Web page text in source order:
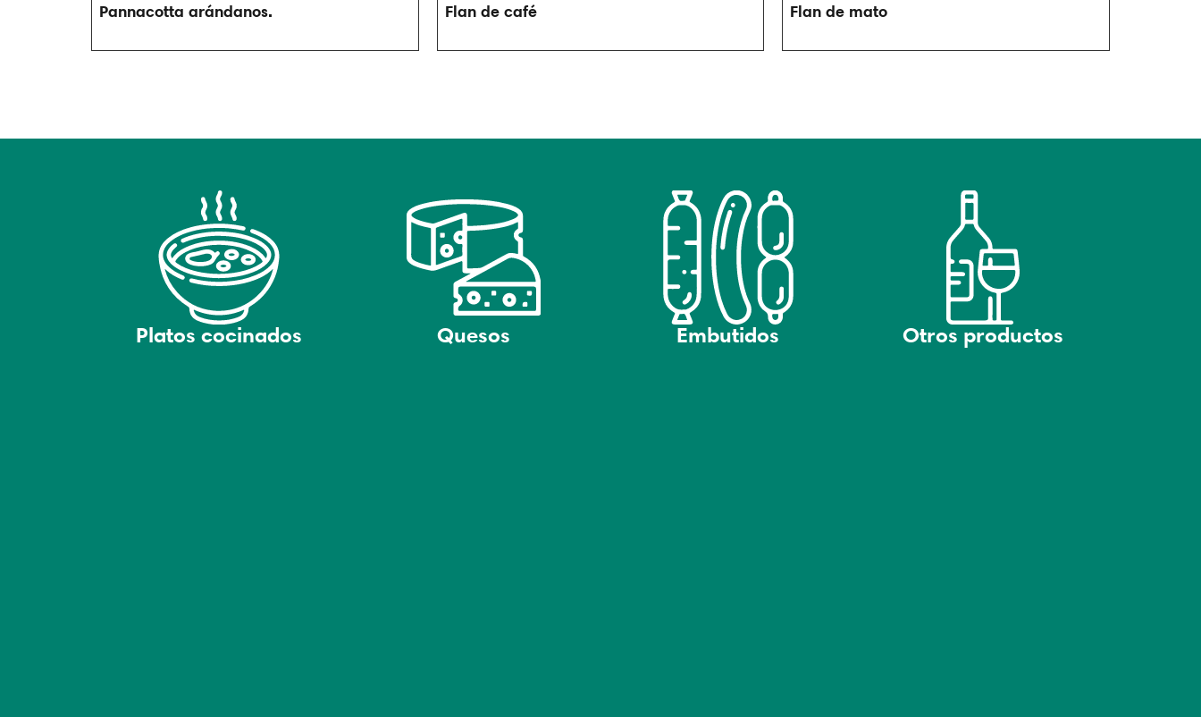
Pannacotta arándanos. Flan de café Flan de mato
Platos cocinados Quesos Embutidos Otros productos